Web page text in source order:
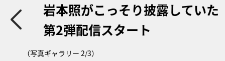
岩本照がこっそり披露してい
第2弾配信スタート
（写真ギャラリー 2/3）